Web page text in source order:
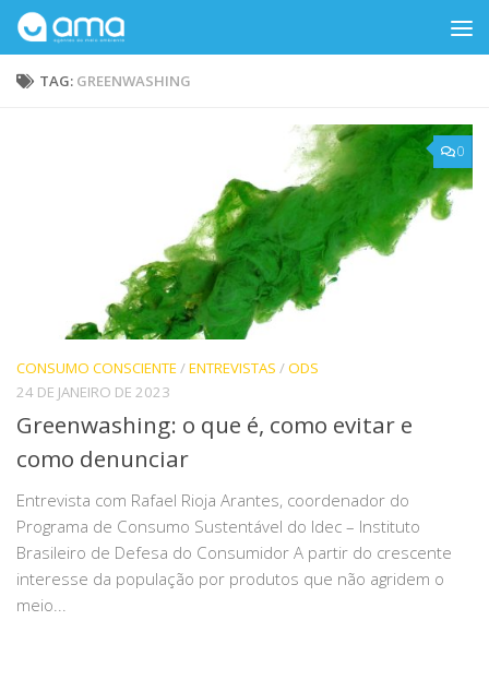
Skip to content
TAG: GREENWASHING
0
CONSUMO CONSCIENTE/ENTREVISTAS /ODS
24 DE JANEIRO DE 2023
Greenwashing: o que é, como evitar e
como denunciar
Entrevista com Rafael Rioja Arantes, coordenador do
Programa de Consumo Sustentável do Idec – Instituto
Brasileiro de Defesa do Consumidor A partir do crescente
interesse da população por produtos que não agridem o
meio...